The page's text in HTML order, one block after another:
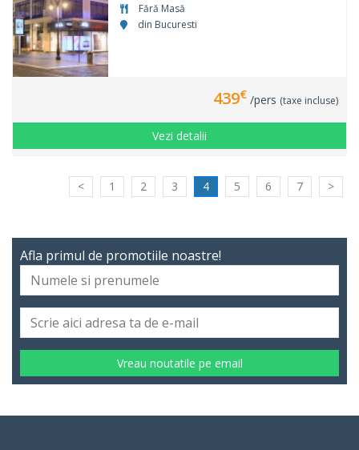
Fără Masă
din Bucuresti
439€ /pers (taxe incluse)
Vezi detalii
< 1 2 3 4 5 6 7 >
Afla primul de promotiile noastre!
Vreau noutatile pe email